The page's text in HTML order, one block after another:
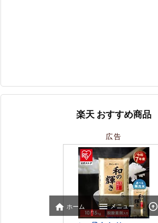
楽天 おすすめ商品
広告
 ホーム  メニュー 